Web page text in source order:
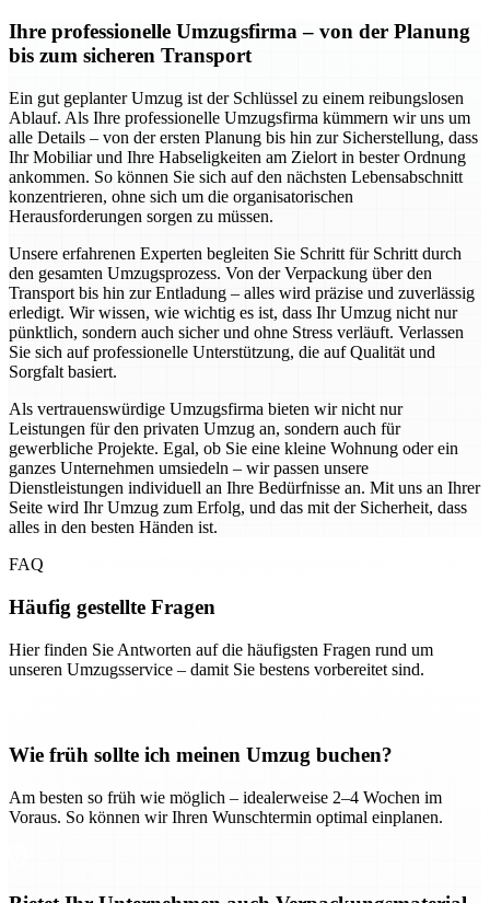
Ihre professionelle Umzugsfirma – von der Planung
bis zum sicheren Transport
Ein gut geplanter Umzug ist der Schlüssel zu einem reibungslosen
Ablauf. Als Ihre professionelle Umzugsfirma kümmern wir uns um
alle Details – von der ersten Planung bis hin zur Sicherstellung, dass
Ihr Mobiliar und Ihre Habseligkeiten am Zielort in bester Ordnung
ankommen. So können Sie sich auf den nächsten Lebensabschnitt
konzentrieren, ohne sich um die organisatorischen
Herausforderungen sorgen zu müssen.
Unsere erfahrenen Experten begleiten Sie Schritt für Schritt durch
den gesamten Umzugsprozess. Von der Verpackung über den
Transport bis hin zur Entladung – alles wird präzise und zuverlässig
erledigt. Wir wissen, wie wichtig es ist, dass Ihr Umzug nicht nur
pünktlich, sondern auch sicher und ohne Stress verläuft. Verlassen
Sie sich auf professionelle Unterstützung, die auf Qualität und
Sorgfalt basiert.
Als vertrauenswürdige Umzugsfirma bieten wir nicht nur
Leistungen für den privaten Umzug an, sondern auch für
gewerbliche Projekte. Egal, ob Sie eine kleine Wohnung oder ein
ganzes Unternehmen umsiedeln – wir passen unsere
Dienstleistungen individuell an Ihre Bedürfnisse an. Mit uns an Ihrer
Seite wird Ihr Umzug zum Erfolg, und das mit der Sicherheit, dass
alles in den besten Händen ist.
FAQ
Häufig gestellte Fragen
Hier finden Sie Antworten auf die häufigsten Fragen rund um
unseren Umzugsservice – damit Sie bestens vorbereitet sind.
Wie früh sollte ich meinen Umzug buchen?
Am besten so früh wie möglich – idealerweise 2–4 Wochen im
Voraus. So können wir Ihren Wunschtermin optimal einplanen.